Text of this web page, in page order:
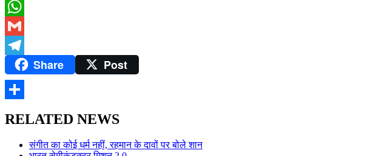
Twitter
WhatsApp
Gmail
TelegramShare Post
RELATED NEWS
संगीत का कोई धर्म नहीं, रहमान के दावों पर बोले शान